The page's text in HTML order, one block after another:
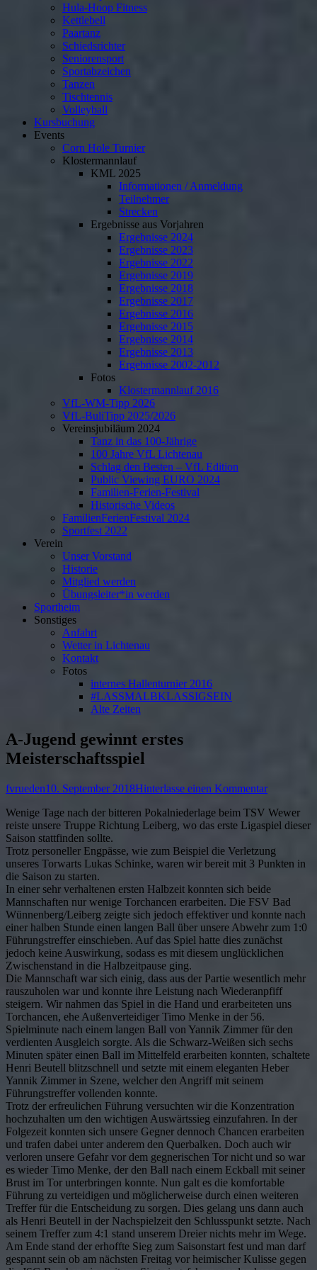
Hula-Hoop Fitness
Kettlebell
Paartanz
Schiedsrichter
Seniorensport
Sportabzeichen
Tanzen
Tischtennis
Volleyball
Kursbuchung
Events
Corn Hole Turnier
Klostermannlauf
KML 2025
Informationen / Anmeldung
Teilnehmer
Strecken
Ergebnisse aus Vorjahren
Ergebnisse 2024
Ergebnisse 2023
Ergebnisse 2022
Ergebnisse 2019
Ergebnisse 2018
Ergebnisse 2017
Ergebnisse 2016
Ergebnisse 2015
Ergebnisse 2014
Ergebnisse 2013
Ergebnisse 2002-2012
Fotos
Klostermannlauf 2016
VfL-WM-Tipp 2026
VfL-BuliTipp 2025/2026
Vereinsjubiläum 2024
Tanz in das 100-Jährige
100 Jahre VfL Lichtenau
Schlag den Besten – VfL Edition
Public Viewing EURO 2024
Familien-Ferien-Festival
Historische Videos
FamilienFerienFestival 2024
Sportfest 2022
Verein
Unser Vorstand
Historie
Mitglied werden
Übungsleiter*in werden
Sportheim
Sonstiges
Anfahrt
Wetter in Lichtenau
Kontakt
Fotos
internes Hallenturnier 2016
#LASSMALBKLASSIGSEIN
Alte Zeiten
A-Jugend gewinnt erstes
Meisterschaftsspiel
Autor
fvruedenVeröffentlicht
10. September 2018Hinterlasse einen Kommentarzu
Jugend
gewinnt
Wenige Tage nach der bitteren Pokalniederlage beim TSV Wewer
reiste unsere Truppe Richtung Leiberg, wo das erste Ligaspiel dieser
Saison stattfinden sollte.
Trotz personeller Engpässe, wie zum Beispiel die Verletzung
unseres Torwarts Lukas Schinke, waren wir bereit mit 3 Punkten in
die Saison zu starten.
In einer sehr verhaltenen ersten Halbzeit konnten sich beide
Mannschaften nur wenige Torchancen erarbeiten. Die FSV Bad
Wünnenberg/Leiberg zeigte sich jedoch effektiver und konnte nach
einer halben Stunde einen langen Ball über unsere Abwehr zum 1:0
Führungstreffer einschieben. Auf das Spiel hatte dies zunächst
jedoch keine Auswirkung, sodass es mit diesem unglücklichen
Zwischenstand in die Halbzeitpause ging.
Die Mannschaft war sich einig, dass aus der Partie wesentlich mehr
rauszuholen war und konnte ihre Leistung nach Wiederanpfiff
steigern. Wir nahmen das Spiel in die Hand und erarbeiteten uns
Torchancen, ehe Außenverteidiger Timo Menke in der 56.
Spielminute nach einem langen Ball von Yannik Zimmer für den
verdienten Ausgleich sorgte. Als die Schwarz-Weißen sich sechs
Minuten später einen Ball im Mittelfeld erarbeiten konnten, schaltete
Henri Beutell blitzschnell und setzte mit einem eleganten Heber
Yannik Zimmer in Szene, welcher den Angriff mit seinem
Führungstreffer vollenden konnte.
Trotz der erfreulichen Führung versuchten wir die Konzentration
hochzuhalten um den wichtigen Auswärtssieg einzufahren. In der
Folgezeit konnten sich unsere Gegner dennoch Chancen erarbeiten
und trafen dabei unter anderem den Querbalken. Doch auch wir
verloren unsere Gefahr vor dem gegnerischen Tor nicht und so war
es wieder Timo Menke, der den Ball nach einem Eckball mit seiner
Brust im Tor unterbringen konnte. Nun galt es die komfortable
Führung zu verteidigen und möglicherweise durch einen weiteren
Treffer für die Entscheidung zu sorgen. Dies gelang uns dann auch
als Henri Beutell in der Nachspielzeit den Schlusspunkt setzte. Nach
seinem Treffer zum 4:1 stand unserem Dreier nichts mehr im Wege.
Am Ende stand der erhoffte Sieg zum Saisonstart fest und man darf
gespannt sein ob am nächsten Freitag vor heimischer Kulisse gegen